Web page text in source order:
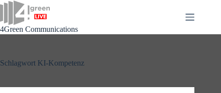
Zum
Inhalt
springen
4Green Communications
Schlagwort KI-Kompetenz